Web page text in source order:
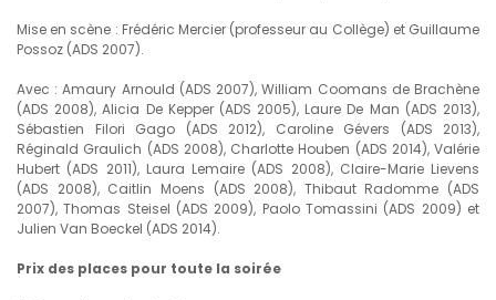
Mise en scène : Frédéric Mercier (professeur au Collège) et Guillaume
Possoz (ADS 2007).
Avec : Amaury Arnould (ADS 2007), William Coomans de Brachène
(ADS 2008), Alicia De Kepper (ADS 2005), Laure De Man (ADS 2013),
Sébastien Filori Gago (ADS 2012), Caroline Gévers (ADS 2013),
Réginald Graulich (ADS 2008), Charlotte Houben (ADS 2014), Valérie
Hubert (ADS 2011), Laura Lemaire (ADS 2008), Claire-Marie Lievens
(ADS 2008), Caitlin Moens (ADS 2008), Thibaut Radomme (ADS
2007), Thomas Steisel (ADS 2009), Paolo Tomassini (ADS 2009) et
Julien Van Boeckel (ADS 2014).
Prix des places pour toute la soirée